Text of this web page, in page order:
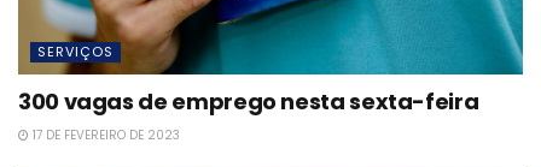
SERVIÇOS
300 vagas de emprego nesta sexta-feira
17 DE FEVEREIRO DE 2023